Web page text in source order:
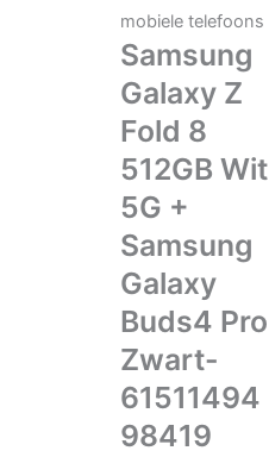
mobiele telefoons
Samsung
Galaxy Z
Fold 8
512GB Wit
5G +
Samsung
Galaxy
Buds4 Pro
Zwart-
61511494
98419